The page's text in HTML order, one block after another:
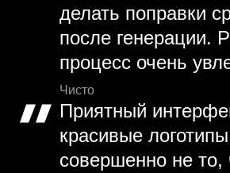
делать поправки
после генерации.
процесс очень
Чисто
Приятный
красивые
совершенно не то,